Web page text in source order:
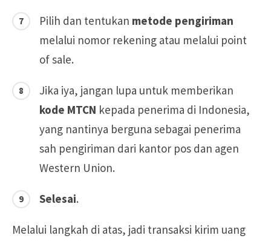
Pilih dan tentukan metode pengiriman
melalui nomor rekening atau melalui point
of sale.
Jika iya, jangan lupa untuk memberikan
kode MTCN kepada penerima di Indonesia,
yang nantinya berguna sebagai penerima
sah pengiriman dari kantor pos dan agen
Western Union.
Selesai.
Melalui langkah di atas, jadi transaksi kirim uang